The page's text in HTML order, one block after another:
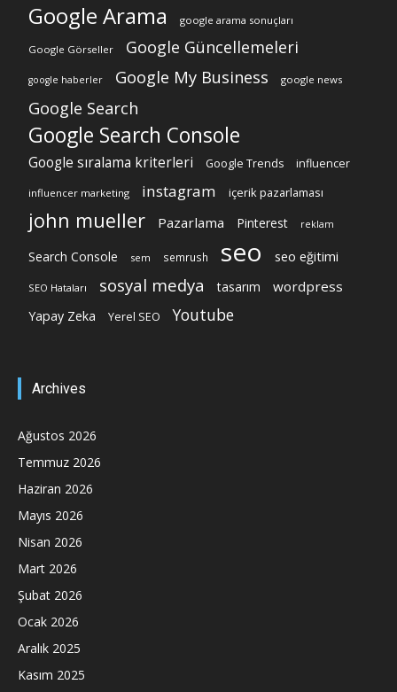
Google Arama google arama sonuçları
Google Görseller Google Güncellemeleri
google haberler Google My Business google news
Google Search
Google Search Console
Google sıralama kriterleri Google Trends influencer
influencer marketing instagram içerik pazarlaması
john mueller Pazarlama Pinterest reklam
Search Console sem semrush seo seo eğitimi
SEO Hataları sosyal medya tasarım wordpress
Yapay Zeka Yerel SEO Youtube
Archives
Ağustos 2026
Temmuz 2026
Haziran 2026
Mayıs 2026
Nisan 2026
Mart 2026
Şubat 2026
Ocak 2026
Aralık 2025
Kasım 2025